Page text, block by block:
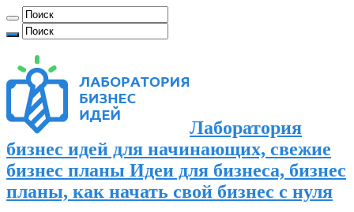
Лаборатория
бизнес идей для начинающих, свежие
бизнес планы Идеи для бизнеса, бизнес
планы, как начать свой бизнес с нуля